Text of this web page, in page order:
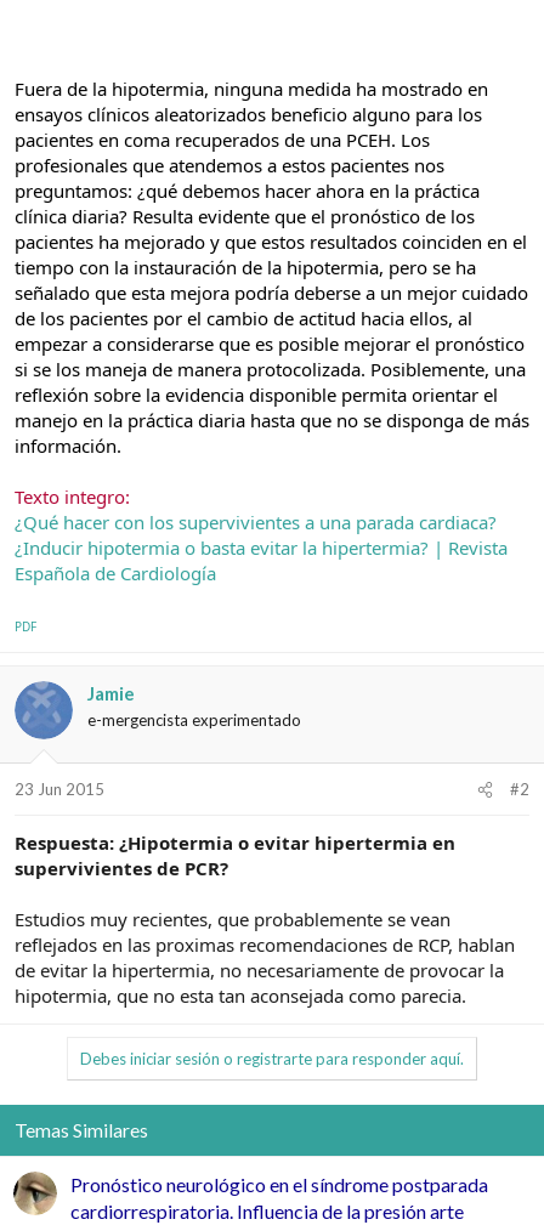
Fuera de la hipotermia, ninguna medida ha mostrado en
ensayos clínicos aleatorizados beneficio alguno para los
pacientes en coma recuperados de una PCEH. Los
profesionales que atendemos a estos pacientes nos
preguntamos: ¿qué debemos hacer ahora en la práctica
clínica diaria? Resulta evidente que el pronóstico de los
pacientes ha mejorado y que estos resultados coinciden en el
tiempo con la instauración de la hipotermia, pero se ha
señalado que esta mejora podría deberse a un mejor cuidado
de los pacientes por el cambio de actitud hacia ellos, al
empezar a considerarse que es posible mejorar el pronóstico
si se los maneja de manera protocolizada. Posiblemente, una
reflexión sobre la evidencia disponible permita orientar el
manejo en la práctica diaria hasta que no se disponga de más
información.
Texto integro:
¿Qué hacer con los supervivientes a una parada cardiaca?
¿Inducir hipotermia o basta evitar la hipertermia? | Revista
Española de Cardiología
PDF
Jamie
e-mergencista experimentado
23 Jun 2015 #2
Respuesta: ¿Hipotermia o evitar hipertermia en
supervivientes de PCR?
Estudios muy recientes, que probablemente se vean
reflejados en las proximas recomendaciones de RCP, hablan
de evitar la hipertermia, no necesariamente de provocar la
hipotermia, que no esta tan aconsejada como parecia.
Debes iniciar sesión o registrarte para responder aquí.
Temas Similares
Pronóstico neurológico en el síndrome postparada
cardiorrespiratoria. Influencia de la presión arte